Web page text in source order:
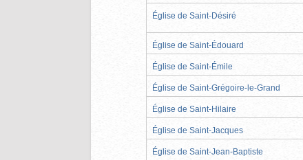
Église de Saint-Désiré
Église de Saint-Édouard
Église de Saint-Émile
Église de Saint-Grégoire-le-Grand
Église de Saint-Hilaire
Église de Saint-Jacques
Église de Saint-Jean-Baptiste